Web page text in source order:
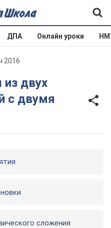
ДПА Онлайн уроки
2016
с двумя
сложения